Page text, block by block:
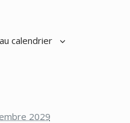
calendrier
2029